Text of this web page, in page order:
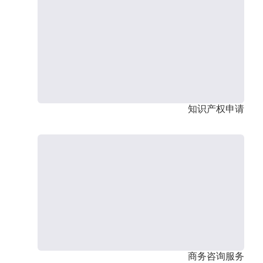
知识产权申请
商务咨询服务